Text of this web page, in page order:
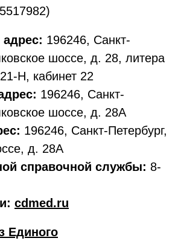
196246, Санкт-
шоссе, д. 28, литера
Н, кабинет 22
196246, Санкт-
шоссе, д. 28А
196246, Санкт-Петербург,
д. 28А
справочной службы: 8-
cdmed.ru
Единого